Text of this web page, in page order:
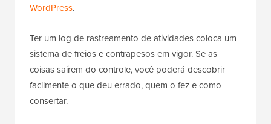
WordPress.
Ter um log de rastreamento de atividades coloca um
sistema de freios e contrapesos em vigor. Se as
coisas saírem do controle, você poderá descobrir
facilmente o que deu errado, quem o fez e como
consertar.